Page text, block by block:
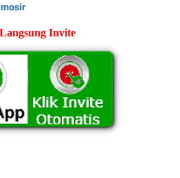
Invite